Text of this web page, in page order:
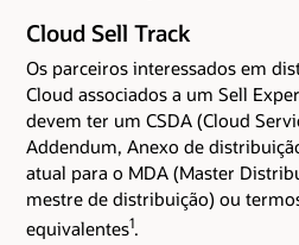
Cloud Sell Track
Os parceiros interessados em
Cloud associados a um Sell
devem ter um CSDA (Cloud
Addendum, Anexo de
atual para o MDA (Master
mestre de distribuição) ou
equivalentes1.